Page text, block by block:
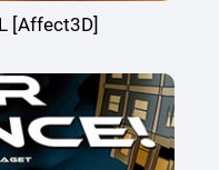
[Affect3D]